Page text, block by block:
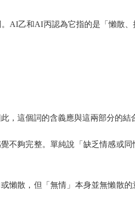
AI乙和AI丙認為它指的是「懶散、
這個詞的含義應與這兩部分的結
夠完整。單純說「缺乏情感或同
散，但「無情」本身並無懶散的